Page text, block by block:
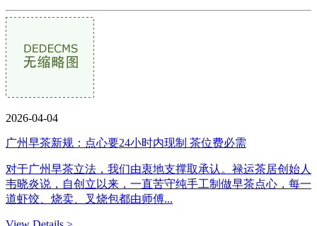
2026-04-04
广州早茶新规：点心要24小时内现制 茶位费必需
对于广州早茶立法，我们由衷地支撑取承认。禄运茶居创始人
韦晓炎说，自创立以来，一直苦守纯手工制做早茶点心，每一
道虾饺、烧卖、叉烧包都由师傅...